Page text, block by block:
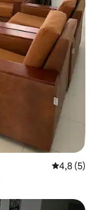
Średnia
4,8 (5)